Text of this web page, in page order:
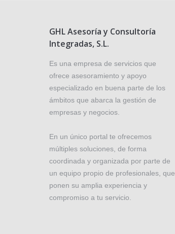
GHL Asesoría y Consultoría
Integradas, S.L.
Es una empresa de servicios que
ofrece asesoramiento y apoyo
especializado en buena parte de los
ámbitos que abarca la gestión de
empresas y negocios.
En un único portal te ofrecemos
múltiples soluciones, de forma
coordinada y organizada por parte de
un equipo propio de profesionales, que
ponen su amplia experiencia y
compromiso a tu servicio.